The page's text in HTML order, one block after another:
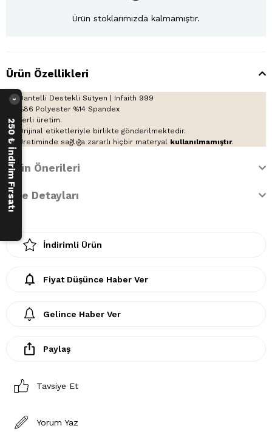
Ürün stoklarımızda kalmamıştır.
Ürün Özellikleri
Dantelli Destekli Sütyen | Infaith 999
%86 Polyester %14 Spandex
Yerli üretim.
Orijinal etiketleriyle birlikte gönderilmektedir.
Üretiminde sağlığa zararlı hiçbir materyal kullanılmamıştır.
Ürün Önerileri
İade Detayları
İndirimli Ürün
Fiyat Düşünce Haber Ver
Gelince Haber Ver
Paylaş
Tavsiye Et
Yorum Yaz
250 ₺ İndirim Fırsatı
›